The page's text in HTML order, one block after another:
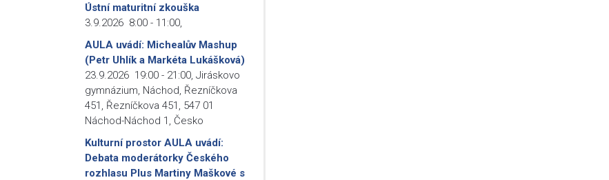
Ústní maturitní zkouška
3.9.2026 8:00 - 11:00
AULA uvádí: Michealův Mashup
(Petr Uhlík a Markéta Lukášková)
23.9.2026 19:00 - 21:00 Jiráskovo
gymnázium, Náchod, Řezníčkova
451, Řezníčkova 451, 547 01
Náchod-Náchod 1, Česko
Kulturní prostor AULA uvádí:
Debata moderátorky Českého
rozhlasu Plus Martiny Maškové s